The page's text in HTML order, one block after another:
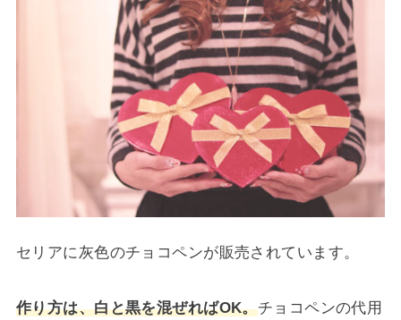
セリアに灰色のチョコペンが販売されています。
作り方は、白と黒を混ぜればOK。チョコペンの代用